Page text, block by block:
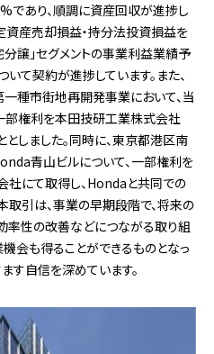
であり、順調に資産回収が進捗し
資産売却損益・持分法投資損益を
譲」セグメントの事業利益業績予
て契約が進捗しています。また、
種市街地再開発事業において、当
部権利を本田技研工業株式会社
としました。同時に、東京都港区南
青山ビルについて、一部権利を
社にて取得し、Hondaと共同での
取引は、事業の早期段階で、将来の
率性の改善などにつながる取り組
会も得ることができるものとなっ
す自信を深めています。